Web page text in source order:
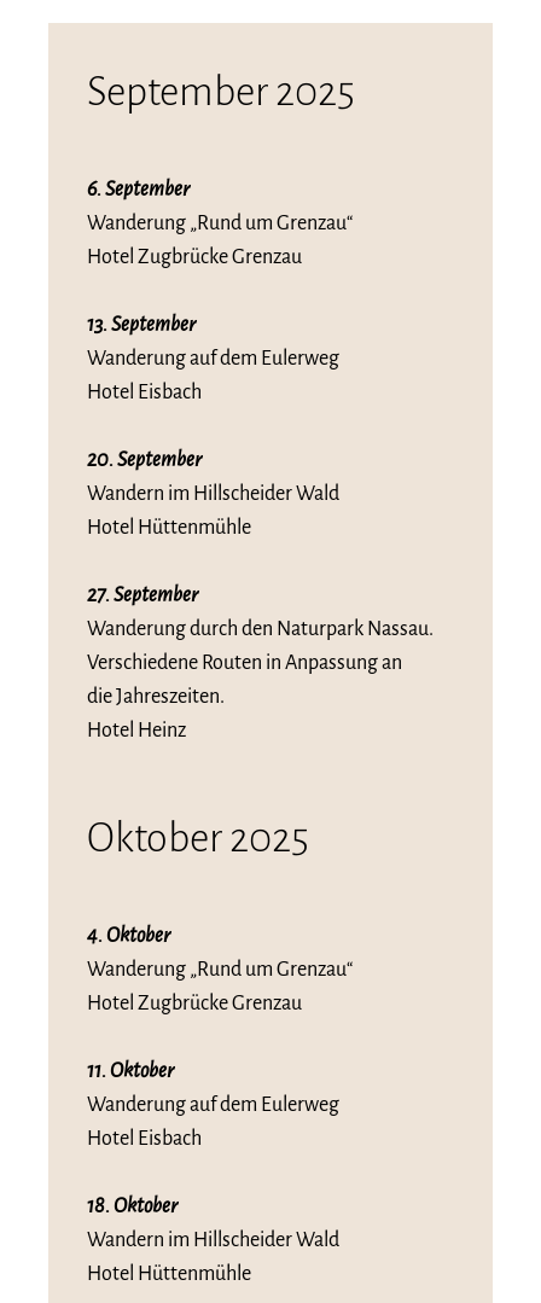
September 2025
6. September
Wanderung „Rund um Grenzau“
Hotel Zugbrücke Grenzau
13. September
Wanderung auf dem Eulerweg
Hotel Eisbach
20. September
Wandern im Hillscheider Wald
Hotel Hüttenmühle
27. September
Wanderung durch den Naturpark Nassau.
Verschiedene Routen in Anpassung an
die Jahreszeiten.
Hotel Heinz
Oktober 2025
4. Oktober
Wanderung „Rund um Grenzau“
Hotel Zugbrücke Grenzau
11. Oktober
Wanderung auf dem Eulerweg
Hotel Eisbach
18. Oktober
Wandern im Hillscheider Wald
Hotel Hüttenmühle